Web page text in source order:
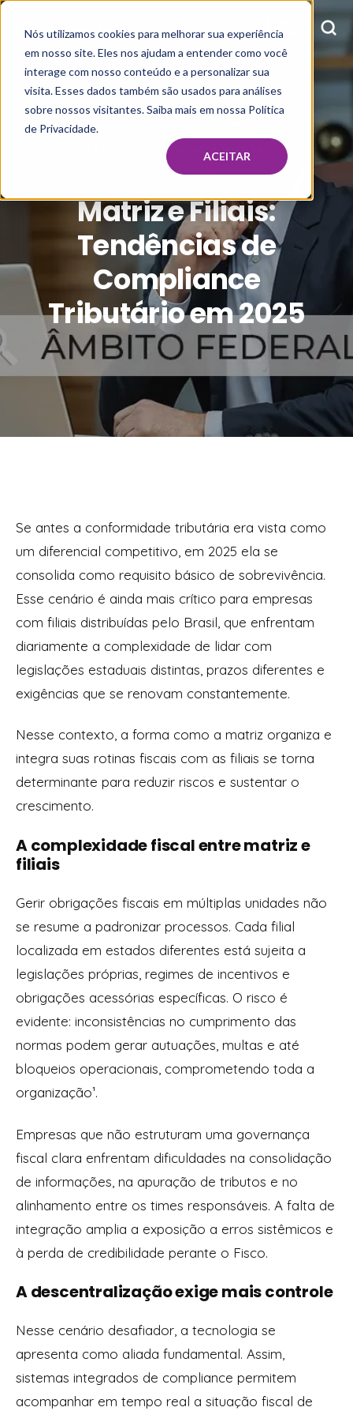
Nós utilizamos cookies para melhorar sua experiência
em nosso site. Eles nos ajudam a entender como você
interage com nosso conteúdo e a personalizar sua
visita. Esses dados também são usados para análises
sobre nossos visitantes. Saiba mais em nossa Política
de Privacidade.
ACEITAR
OCT 1, 2025, 2:11:15 PM
Matriz e Filiais:
Tendências de
Compliance
Tributário em 2025
Se antes a conformidade tributária era vista como
um diferencial competitivo, em 2025 ela se
consolida como requisito básico de sobrevivência.
Esse cenário é ainda mais crítico para empresas
com filiais distribuídas pelo Brasil, que enfrentam
diariamente a complexidade de lidar com
legislações estaduais distintas, prazos diferentes e
exigências que se renovam constantemente.
Nesse contexto, a forma como a matriz organiza e
integra suas rotinas fiscais com as filiais se torna
determinante para reduzir riscos e sustentar o
crescimento.
A complexidade fiscal entre matriz e
filiais
Gerir obrigações fiscais em múltiplas unidades não
se resume a padronizar processos. Cada filial
localizada em estados diferentes está sujeita a
legislações próprias, regimes de incentivos e
obrigações acessórias específicas. O risco é
evidente: inconsistências no cumprimento das
normas podem gerar autuações, multas e até
bloqueios operacionais, comprometendo toda a
organização¹.
Empresas que não estruturam uma governança
fiscal clara enfrentam dificuldades na consolidação
de informações, na apuração de tributos e no
alinhamento entre os times responsáveis. A falta de
integração amplia a exposição a erros sistêmicos e
à perda de credibilidade perante o Fisco.
A descentralização exige mais controle
Nesse cenário desafiador, a tecnologia se
apresenta como aliada fundamental. Assim,
sistemas integrados de compliance permitem
acompanhar em tempo real a situação fiscal de